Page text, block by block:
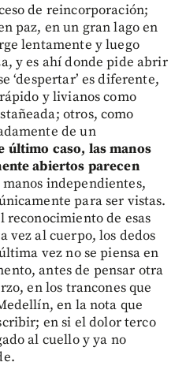
de reincorporación;
paz, en un gran lago en
lentamente y luego
y es ahí donde pide abrir
‘despertar’ es diferente,
y livianos como
otros, como
de un
último caso, las manos
abiertos parecen
manos independientes,
para ser vistas.
reconocimiento de esas
vez al cuerpo, los dedos
vez no se piensa en
antes de pensar otra
en los trancones que
en la nota que
en si el dolor terco
al cuello y ya no